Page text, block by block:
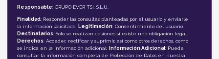
Responsable: GRUPO EVER TSI, S.L.U.
Finalidad: Responder las consultas planteadas por el usuario y enviarle
la información solicitada; Legitimación: Consentimiento del usuario;
Destinatarios: Solo se realizan cesiones si existe una obligación legal;
Derechos: Acceder, rectificar y suprimir, así como otros derechos, como
se indica en la información adicional;
Información Adicional: Puede
consultar la información completa de Protección de Datos en nuestra